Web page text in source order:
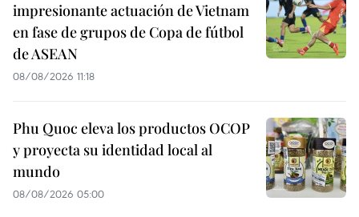
impresionante actuación de Vietnam
en fase de grupos de Copa de fútbol
de ASEAN
08/08/2026 11:18
Phu Quoc eleva los productos OCOP
y proyecta su identidad local al
mundo
08/08/2026 05:00